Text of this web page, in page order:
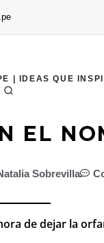
| IDEAS QUE
EL
Sobrevilla
de dejar la